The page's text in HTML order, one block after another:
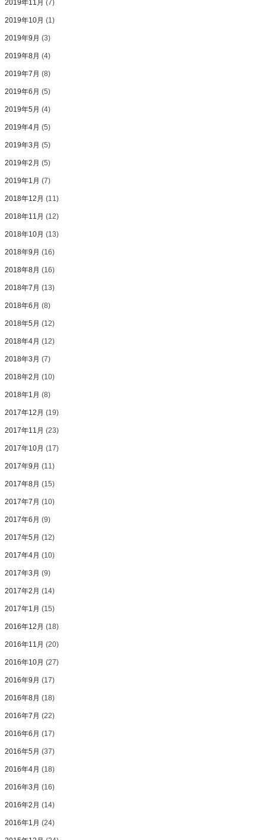
2019年11月 (7)
2019年10月 (1)
2019年9月 (3)
2019年8月 (4)
2019年7月 (8)
2019年6月 (5)
2019年5月 (4)
2019年4月 (5)
2019年3月 (5)
2019年2月 (5)
2019年1月 (7)
2018年12月 (11)
2018年11月 (12)
2018年10月 (13)
2018年9月 (16)
2018年8月 (16)
2018年7月 (13)
2018年6月 (8)
2018年5月 (12)
2018年4月 (12)
2018年3月 (7)
2018年2月 (10)
2018年1月 (8)
2017年12月 (19)
2017年11月 (23)
2017年10月 (17)
2017年9月 (11)
2017年8月 (15)
2017年7月 (10)
2017年6月 (9)
2017年5月 (12)
2017年4月 (10)
2017年3月 (9)
2017年2月 (14)
2017年1月 (15)
2016年12月 (18)
2016年11月 (20)
2016年10月 (27)
2016年9月 (17)
2016年8月 (18)
2016年7月 (22)
2016年6月 (17)
2016年5月 (37)
2016年4月 (18)
2016年3月 (16)
2016年2月 (14)
2016年1月 (24)